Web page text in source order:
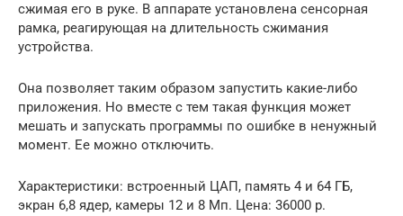
сжимая его в руке. В аппарате установлена сенсорная
рамка, реагирующая на длительность сжимания
устройства.
Она позволяет таким образом запустить какие-либо
приложения. Но вместе с тем такая функция может
мешать и запускать программы по ошибке в ненужный
момент. Ее можно отключить.
Характеристики: встроенный ЦАП, память 4 и 64 ГБ,
экран 6,8 ядер, камеры 12 и 8 Мп. Цена: 36000 р.